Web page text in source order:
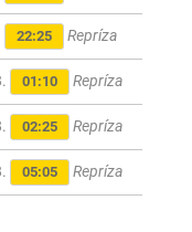
22:25 Repríza
01:10 Repríza
02:25 Repríza
05:05 Repríza